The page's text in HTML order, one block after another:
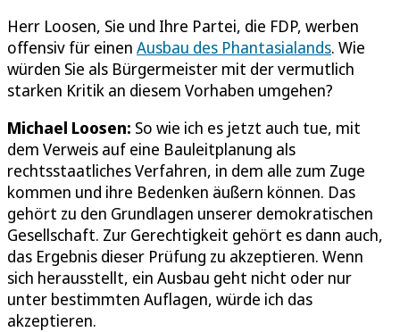
Herr Loosen, Sie und Ihre Partei, die FDP, werben
offensiv für einen Ausbau des Phantasialands. Wie
würden Sie als Bürgermeister mit der vermutlich
starken Kritik an diesem Vorhaben umgehen?
Michael Loosen: So wie ich es jetzt auch tue, mit
dem Verweis auf eine Bauleitplanung als
rechtsstaatliches Verfahren, in dem alle zum Zuge
kommen und ihre Bedenken äußern können. Das
gehört zu den Grundlagen unserer demokratischen
Gesellschaft. Zur Gerechtigkeit gehört es dann auch,
das Ergebnis dieser Prüfung zu akzeptieren. Wenn
sich herausstellt, ein Ausbau geht nicht oder nur
unter bestimmten Auflagen, würde ich das
akzeptieren.